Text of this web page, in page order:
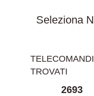
TELECOMANDI
TROVATI
2693